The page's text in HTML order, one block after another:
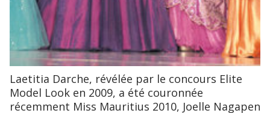
Laetitia Darche, révélée par le concours Elite
Model Look en 2009, a été couronnée
récemment Miss Mauritius 2010, Joelle Nagapen